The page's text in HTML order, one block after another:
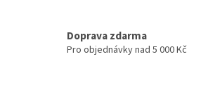
Doprava zdarma
Pro objednávky nad 5 000 Kč